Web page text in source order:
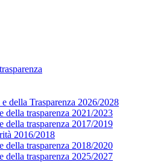
della Trasparenza 2026/2028
della trasparenza 2021/2023
della trasparenza 2017/2019
2016/2018
della trasparenza 2018/2020
della trasparenza 2025/2027